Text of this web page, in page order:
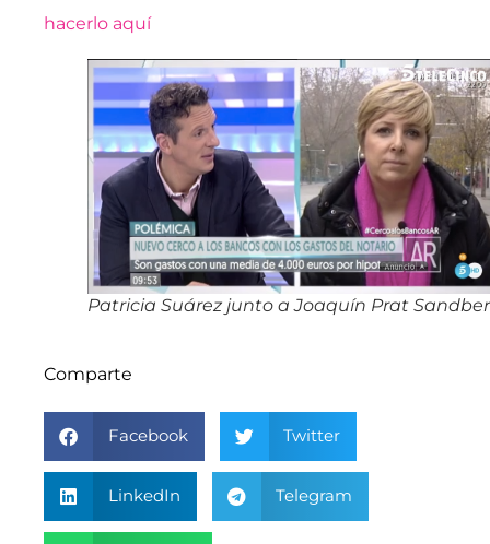
hacerlo aquí
Patricia Suárez junto a Joaquín Prat
Comparte
Facebook Twitter
LinkedIn Telegram